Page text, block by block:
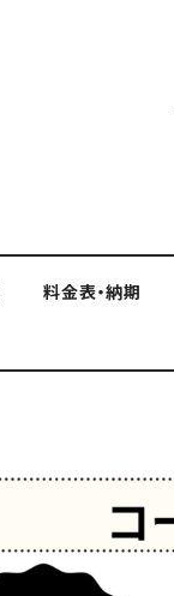
料金表・納期